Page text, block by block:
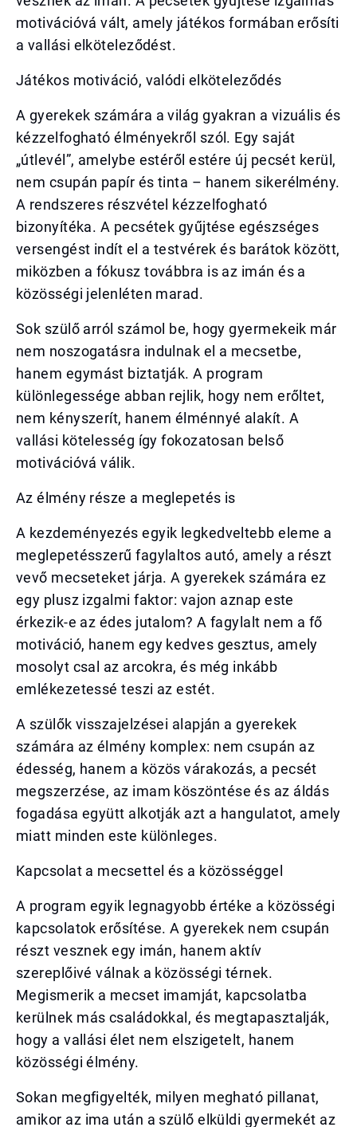
motivációvá vált, amely játékos formában erősíti
a vallási elköteleződést.
Játékos motiváció, valódi elköteleződés
A gyerekek számára a világ gyakran a vizuális és
kézzelfogható élményekről szól. Egy saját
„útlevél”, amelybe estéről estére új pecsét kerül,
nem csupán papír és tinta – hanem sikerélmény.
A rendszeres részvétel kézzelfogható
bizonyítéka. A pecsétek gyűjtése egészséges
versengést indít el a testvérek és barátok között,
miközben a fókusz továbbra is az imán és a
közösségi jelenléten marad.
Sok szülő arról számol be, hogy gyermekeik már
nem noszogatásra indulnak el a mecsetbe,
hanem egymást biztatják. A program
különlegessége abban rejlik, hogy nem erőltet,
nem kényszerít, hanem élménnyé alakít. A
vallási kötelesség így fokozatosan belső
motivációvá válik.
Az élmény része a meglepetés is
A kezdeményezés egyik legkedveltebb eleme a
meglepetésszerű fagylaltos autó, amely a részt
vevő mecseteket járja. A gyerekek számára ez
egy plusz izgalmi faktor: vajon aznap este
érkezik-e az édes jutalom? A fagylalt nem a fő
motiváció, hanem egy kedves gesztus, amely
mosolyt csal az arcokra, és még inkább
emlékezetessé teszi az estét.
A szülők visszajelzései alapján a gyerekek
számára az élmény komplex: nem csupán az
édesség, hanem a közös várakozás, a pecsét
megszerzése, az imam köszöntése és az áldás
fogadása együtt alkotják azt a hangulatot, amely
miatt minden este különleges.
Kapcsolat a mecsettel és a közösséggel
A program egyik legnagyobb értéke a közösségi
kapcsolatok erősítése. A gyerekek nem csupán
részt vesznek egy imán, hanem aktív
szereplőivé válnak a közösségi térnek.
Megismerik a mecset imamját, kapcsolatba
kerülnek más családokkal, és megtapasztalják,
hogy a vallási élet nem elszigetelt, hanem
közösségi élmény.
Sokan megfigyelték, milyen megható pillanat,
amikor az ima után a szülő elküldi gyermekét az